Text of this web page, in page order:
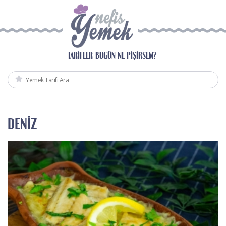
TARIFLER BUGÜN NE PIŞIRSEM?
DENIZ